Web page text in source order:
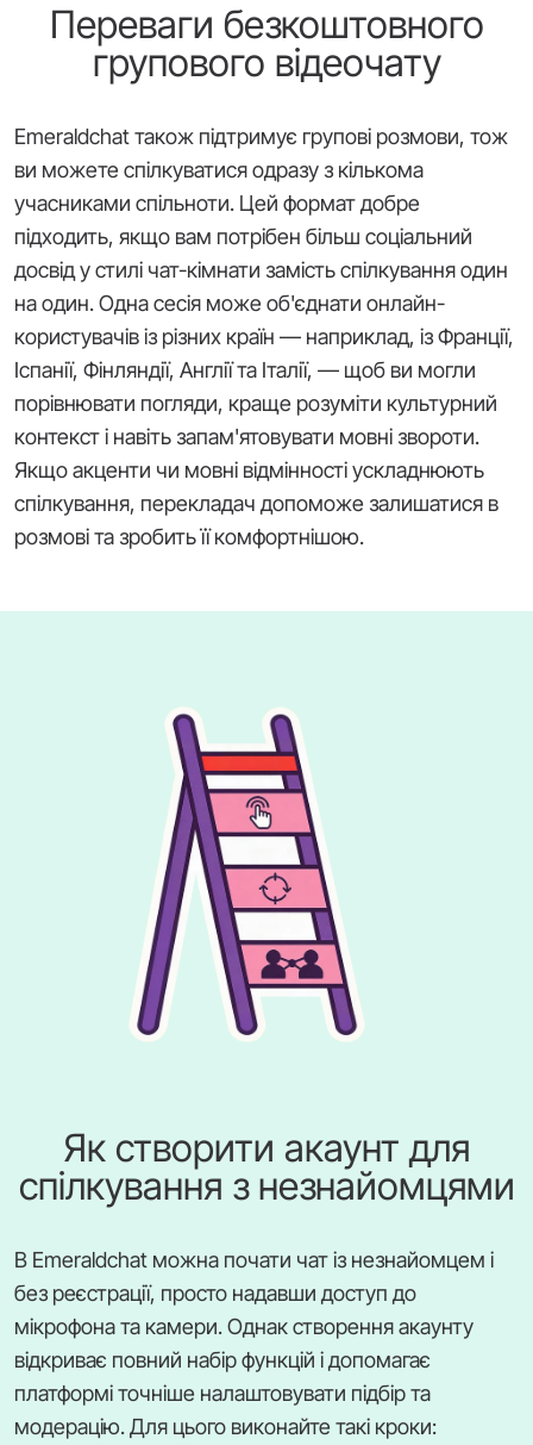
Переваги безкоштовного
групового відеочату
Emeraldchat також підтримує групові розмови, тож
ви можете спілкуватися одразу з кількома
учасниками спільноти. Цей формат добре
підходить, якщо вам потрібен більш соціальний
досвід у стилі чат-кімнати замість спілкування один
на один. Одна сесія може об'єднати онлайн-
користувачів із різних країн — наприклад, із Франції,
Іспанії, Фінляндії, Англії та Італії, — щоб ви могли
порівнювати погляди, краще розуміти культурний
контекст і навіть запам'ятовувати мовні звороти.
Якщо акценти чи мовні відмінності ускладнюють
спілкування, перекладач допоможе залишатися в
розмові та зробить її комфортнішою.
Як створити акаунт для
спілкування з незнайомцями
В Emeraldchat можна почати чат із незнайомцем і
без реєстрації, просто надавши доступ до
мікрофона та камери. Однак створення акаунту
відкриває повний набір функцій і допомагає
платформі точніше налаштовувати підбір та
модерацію. Для цього виконайте такі кроки: